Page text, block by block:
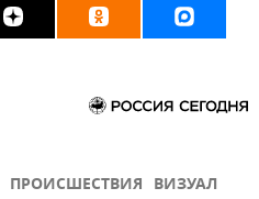
ПРОИСШЕСТВИЯ ВИЗУАЛ